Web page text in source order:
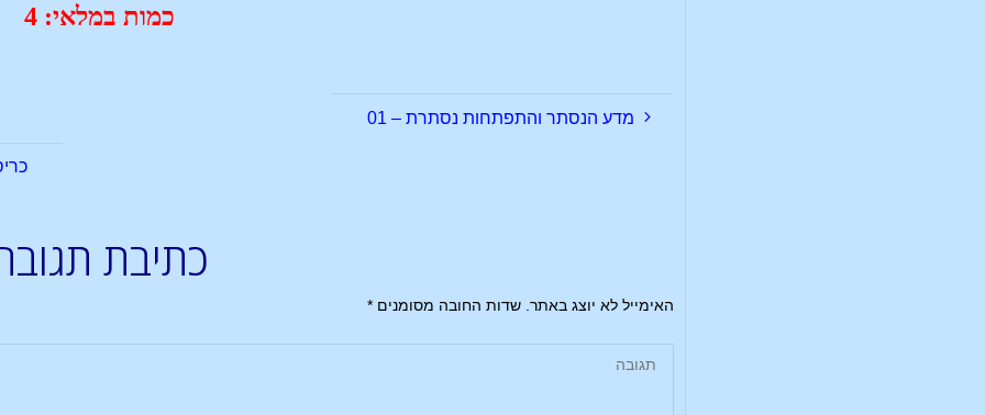
כמות במלאי: 4
מדע הנסתר והתפתחות נסתרת – 01
כתיבת
האימייל לא יוצג באתר. שדות החובה מסומנים*